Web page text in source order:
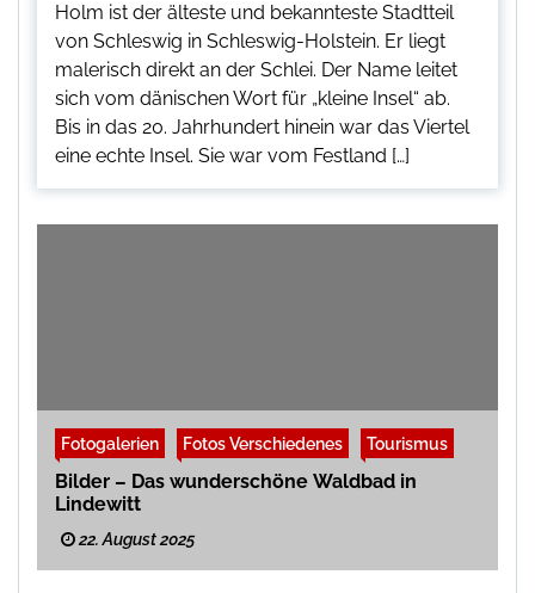
Holm ist der älteste und bekannteste Stadtteil
von Schleswig in Schleswig-Holstein. Er liegt
malerisch direkt an der Schlei. Der Name leitet
sich vom dänischen Wort für „kleine Insel“ ab.
Bis in das 20. Jahrhundert hinein war das Viertel
eine echte Insel. Sie war vom Festland […]
Fotogalerien Fotos Verschiedenes Tourismus
Bilder – Das wunderschöne Waldbad in
Lindewitt
22. August 2025